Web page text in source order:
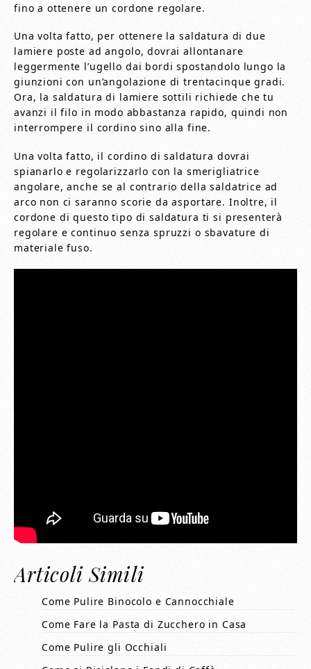
fino a ottenere un cordone regolare.
Una volta fatto, per ottenere la saldatura di due
lamiere poste ad angolo, dovrai allontanare
leggermente l’ugello dai bordi spostandolo lungo la
giunzioni con un’angolazione di trentacinque gradi.
Ora, la saldatura di lamiere sottili richiede che tu
avanzi il filo in modo abbastanza rapido, quindi non
interrompere il cordino sino alla fine.
Una volta fatto, il cordino di saldatura dovrai
spianarlo e regolarizzarlo con la smerigliatrice
angolare, anche se al contrario della saldatrice ad
arco non ci saranno scorie da asportare. Inoltre, il
cordone di questo tipo di saldatura ti si presenterà
regolare e continuo senza spruzzi o sbavature di
materiale fuso.
Articoli Simili
Come Pulire Binocolo e Cannocchiale
Come Fare la Pasta di Zucchero in Casa
Come Pulire gli Occhiali